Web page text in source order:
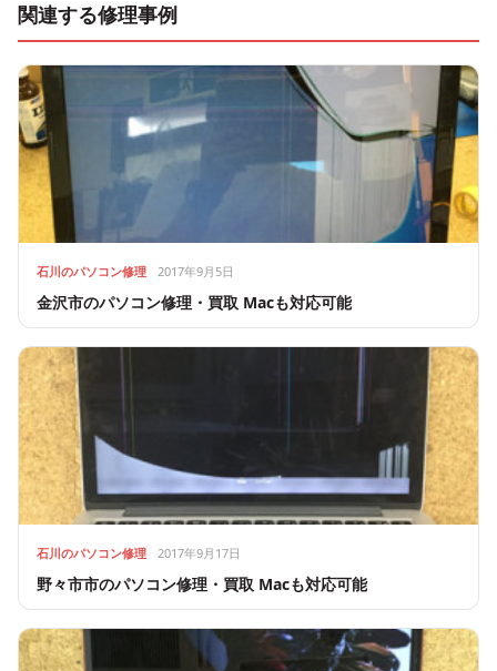
関連する修理事例
石川のパソコン修理 2017年9月5日
金沢市のパソコン修理・買取 Macも対応可能
石川のパソコン修理 2017年9月17日
野々市市のパソコン修理・買取 Macも対応可能